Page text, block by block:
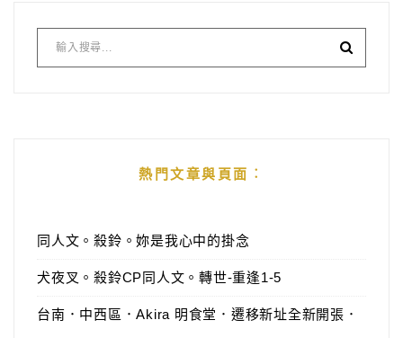
熱門文章與頁面︰
同人文。殺鈴。妳是我心中的掛念
犬夜叉。殺鈴CP同人文。轉世-重逢1-5
台南．中西區．Akira 明食堂．遷移新址全新開張．